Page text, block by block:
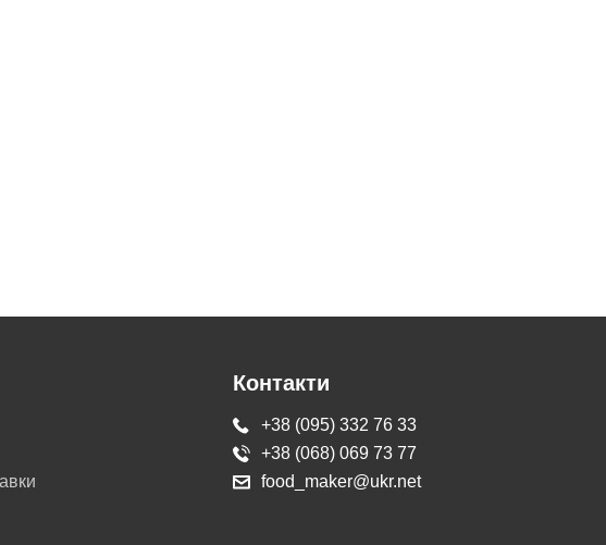
Контакти
+38 (095) 332 76 33
+38 (068) 069 73 77
food_maker@ukr.net